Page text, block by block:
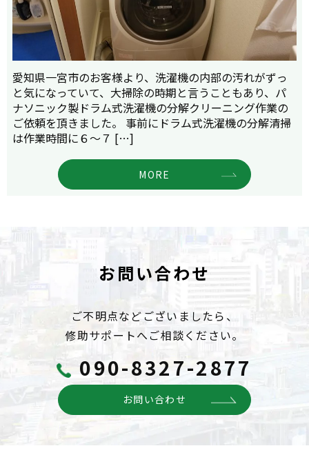
愛知県一宮市のお客様より、洗濯機の内部の汚れがずっ
と気になっていて、大掃除の時期と言うこともあり、パ
ナソニック製ドラム式洗濯機の分解クリーニング作業の
ご依頼を頂きました。 事前にドラム式洗濯機の分解清掃
は作業時間に６～７ […]
MORE
お問い合わせ
ご不明点などございましたら、
修助サポートへご相談ください。
090-8327-2877
お問い合わせ